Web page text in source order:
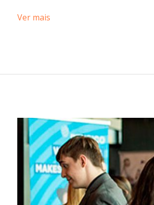
Ver mais
Brindes
para
eventos